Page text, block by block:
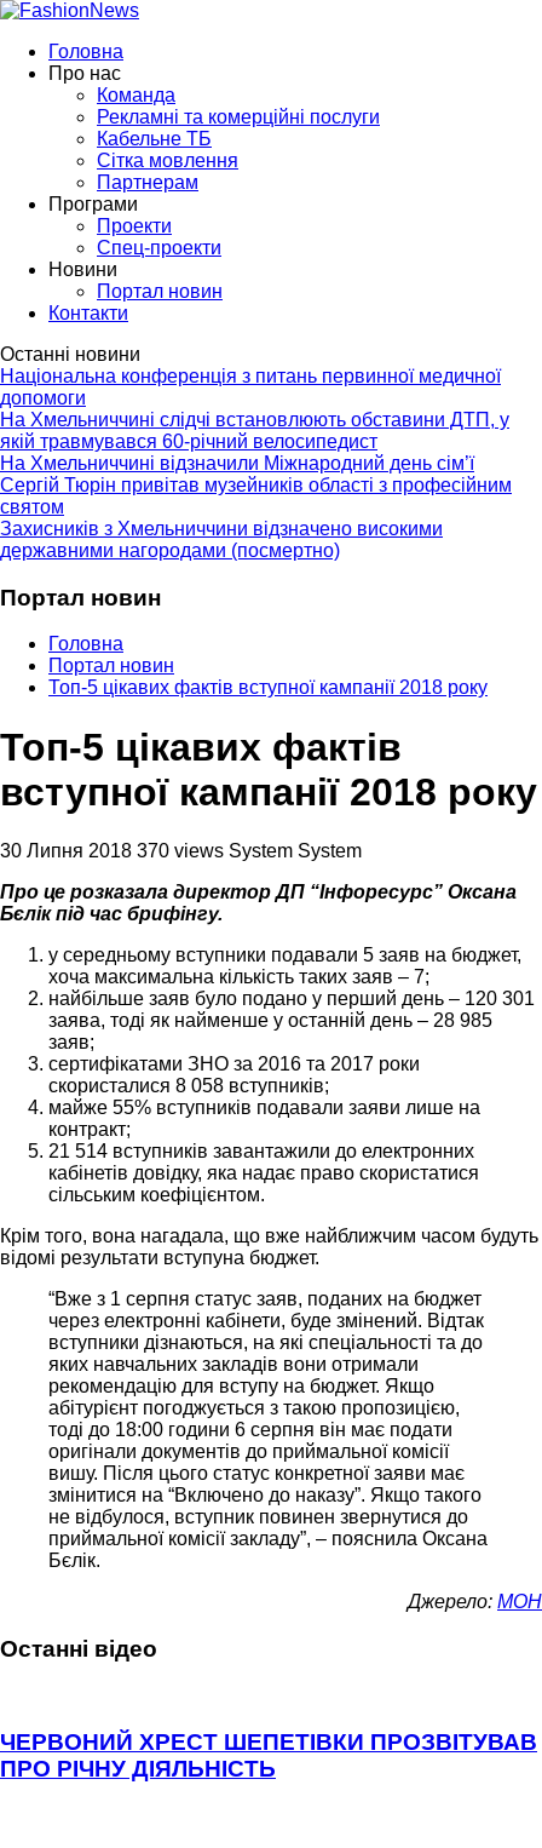
Головна
Про нас
Команда
Рекламні та комерційні послуги
Кабельне ТБ
Сітка мовлення
Партнерам
Програми
Проекти
Спец-проекти
Новини
Портал новин
Контакти
Останні новини
Національна конференція з питань первинної медичної
допомоги
На Хмельниччині слідчі встановлюють обставини ДТП, у
якій травмувався 60-річний велосипедист
На Хмельниччині відзначили Міжнародний день сім’ї
Сергій Тюрін привітав музейників області з професійним
святом
Захисників з Хмельниччини відзначено високими
державними нагородами (посмертно)
Портал новин
Головна
Портал новин
Топ-5 цікавих фактів вступної кампанії 2018 року
Топ-5 цікавих фактів
вступної кампанії 2018 року
30 Липня 2018 370 views System System
Про це розказала директор ДП “Інфоресурс” Оксана
Бєлік під час брифінгу.
у середньому вступники подавали 5 заяв на бюджет,
хоча максимальна кількість таких заяв – 7;
найбільше заяв було подано у перший день – 120 301
заява, тоді як найменше у останній день – 28 985
заяв;
сертифікатами ЗНО за 2016 та 2017 роки
скористалися 8 058 вступників;
майже 55% вступників подавали заяви лише на
контракт;
21 514 вступників завантажили до електронних
кабінетів довідку, яка надає право скористатися
сільським коефіцієнтом.
Крім того, вона нагадала, що вже найближчим часом будуть
відомі результати вступуна бюджет.
“Вже з 1 серпня статус заяв, поданих на бюджет
через електронні кабінети, буде змінений. Відтак
вступники дізнаються, на які спеціальності та до
яких навчальних закладів вони отримали
рекомендацію для вступу на бюджет. Якщо
абітурієнт погоджується з такою пропозицією,
тоді до 18:00 години 6 серпня він має подати
оригінали документів до приймальної комісії
вишу. Після цього статус конкретної заяви має
змінитися на “Включено до наказу”. Якщо такого
не відбулося, вступник повинен звернутися до
приймальної комісії закладу”, – пояснила Оксана
Бєлік.
Джерело: МОН
Останні відео
ЧЕРВОНИЙ ХРЕСТ ШЕПЕТІВКИ ПРОЗВІТУВАВ
ПРО РІЧНУ ДІЯЛЬНІСТЬ